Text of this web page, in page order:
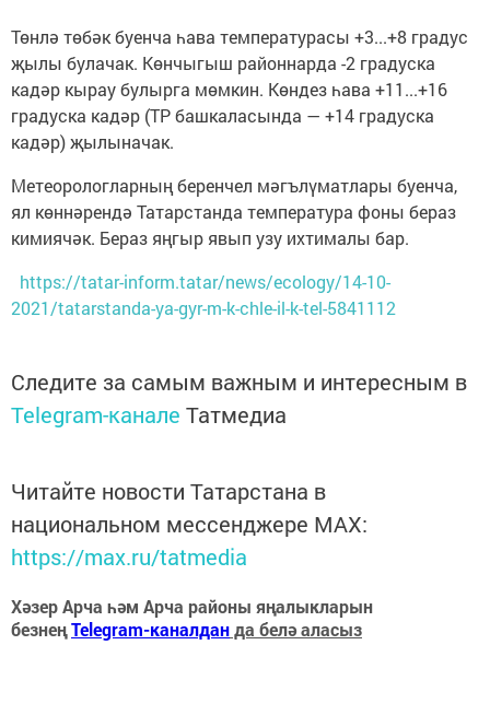
Төнлә төбәк буенча һава температурасы +3...+8 градус
җылы булачак. Көнчыгыш районнарда -2 градуска
кадәр кырау булырга мөмкин. Көндез һава +11...+16
градуска кадәр (ТР башкаласында — +14 градуска
кадәр) җылыначак.
Метеорологларның беренчел мәгълүматлары буенча,
ял көннәрендә Татарстанда температура фоны бераз
кимиячәк. Бераз яңгыр явып узу ихтималы бар.
https://tatar-inform.tatar/news/ecology/14-10-
2021/tatarstanda-ya-gyr-m-k-chle-il-k-tel-5841112
Следите за самым важным и интересным в
Telegram-канале Татмедиа
Читайте новости Татарстана в
национальном мессенджере MАХ:
https://max.ru/tatmedia
Хәзер Арча һәм Арча районы яңалыкларын
безнеңTelegram-каналданда белә аласыз